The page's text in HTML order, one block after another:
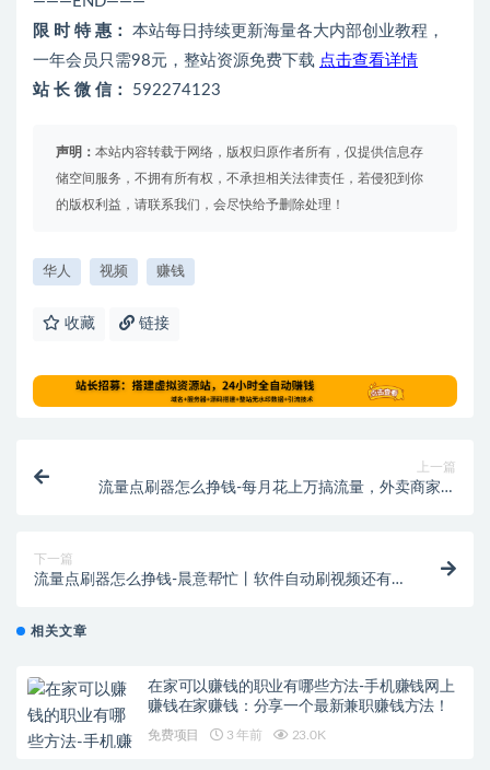
限 时 特 惠： 本站每日持续更新海量各大内部创业教程，
一年会员只需98元，整站资源免费下载 点击查看详情
站 长 微 信： 592274123
声明： 本站内容转载于网络，版权归原作者所有，仅提供信息存
储空间服务，不拥有所有权，不承担相关法律责任，若侵犯到你
的版权利益，请联系我们，会尽快给予删除处理！
华人 视频 赚钱
收藏 链接
上一篇
流量点刷器怎么挣钱-每月花上万搞流量，外卖商家诉
下一篇
流量点刷器怎么挣钱-晨意帮忙丨软件自动刷视频还有
相关文章
在家可以赚钱的职业有哪些方法-手机赚钱网上
赚钱在家赚钱：分享一个最新兼职赚钱方法！
免费项目 3 年前 23.0K